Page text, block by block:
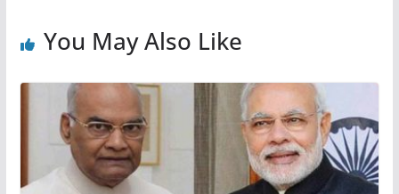
k
You May Also Like